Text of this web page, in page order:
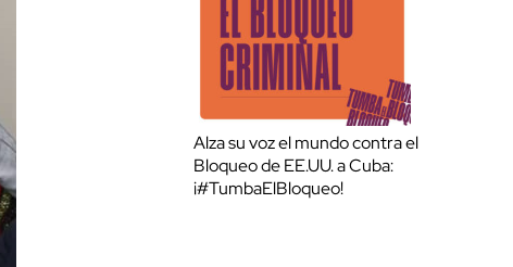
Alza su voz el mundo contra el
Bloqueo de EE.UU. a Cuba:
¡#TumbaElBloqueo!